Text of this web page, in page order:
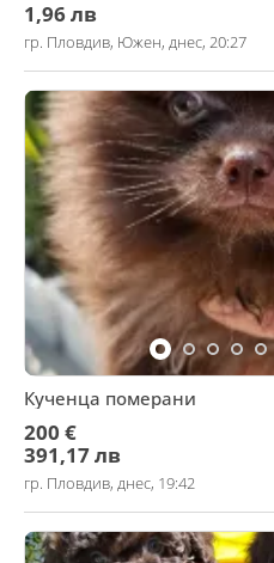
1,96 лв
гр. Пловдив, Южен, днес, 20:27
Кученца померани
200 €
391,17 лв
гр. Пловдив, днес, 19:42